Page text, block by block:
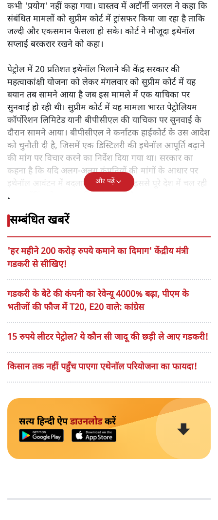
कभी 'प्रयोग' नहीं कहा गया। वास्तव में अटॉर्नी जनरल ने कहा कि
संबंधित मामलों को सुप्रीम कोर्ट में ट्रांसफर किया जा रहा है ताकि
जल्दी और एकसमान फैसला हो सके। कोर्ट ने मौजूदा इथेनॉल
सप्लाई बरकरार रखने को कहा।
पेट्रोल में 20 प्रतिशत इथेनॉल मिलाने की केंद्र सरकार की
महत्वाकांक्षी योजना को लेकर मंगलवार को सुप्रीम कोर्ट में यह
बयान तब सामने आया है जब इस मामले में एक याचिका पर
सुनवाई हो रही थी। सुप्रीम कोर्ट में यह मामला भारत पेट्रोलियम
कॉर्पोरेशन लिमिटेड यानी बीपीसीएल की याचिका पर सुनवाई के
दौरान सामने आया। बीपीसीएल ने कर्नाटक हाईकोर्ट के उस आदेश
को चुनौती दी है, जिसमें एक डिस्टिलरी की इथेनॉल आपूर्ति बढ़ाने
की मांग पर विचार करने का निर्देश दिया गया था। सरकार का
कहना है कि यदि अलग-अलग कंपनियों की मांगों के आधार पर
इथेनॉल आवंटन में बदलाव किया गया तो इससे पूरे देश में चल रही
E20 ब्लेंडिंग योजना प्रभावित हो सकती है।
और पढ़ें
सम्बंधित खबरें
'हर महीने 200 करोड़ रुपये कमाने का दिमाग' केंद्रीय मंत्री
गडकरी से सीखिए!
गडकरी के बेटे की कंपनी का रेवेन्यू 4000% बढ़ा, पीएम के
भतीजों की फौज में T20, E20 वाले: कांग्रेस
15 रुपये लीटर पेट्रोल? ये कौन सी जादू की छड़ी ले आए गडकरी!
किसान तक नहीं पहुँच पाएगा एथेनाॅल परियोजना का फायदा!
सत्य हिन्दी ऐपडाउनलोडकरें